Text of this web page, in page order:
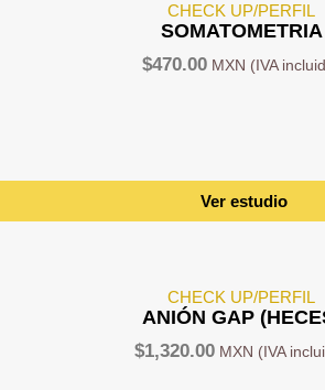
CHECK UP/PERFIL
SOMATOMETRIA
$470.00
Ver estudio
CHECK UP/PERFIL
ANIÓN GAP
$1,320.00